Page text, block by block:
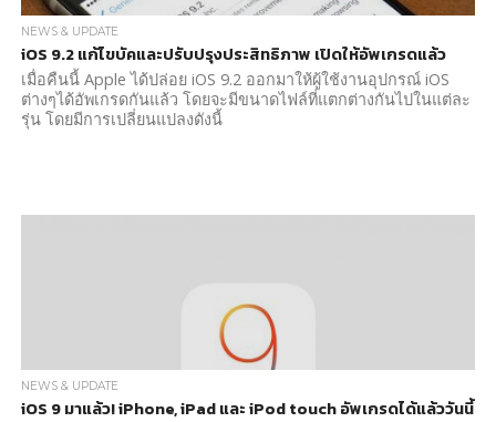
NEWS & UPDATE
iOS 9.2 แก้ไขบัคและปรับปรุงประสิทธิภาพ เปิดให้อัพเกรดแล้ว
เมื่อคืนนี้ Apple ได้ปล่อย iOS 9.2 ออกมาให้ผู้ใช้งานอุปกรณ์ iOS
ต่างๆได้อัพเกรดกันแล้ว โดยจะมีขนาดไฟล์ที่แตกต่างกันไปในแต่ละ
รุ่น โดยมีการเปลี่ยนแปลงดังนี้
NEWS & UPDATE
iOS 9 มาแล้ว! iPhone, iPad และ iPod touch อัพเกรดได้แล้ววันนี้